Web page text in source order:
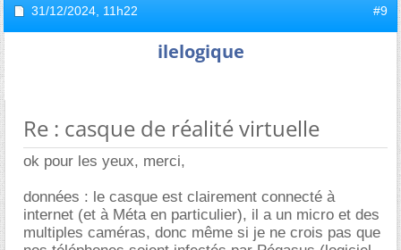
31/12/2024, 11h22 #9
ilelogique
Re : casque de réalité virtuelle
ok pour les yeux, merci,
données : le casque est clairement connecté à
internet (et à Méta en particulier), il a un micro et des
multiples caméras, donc même si je ne crois pas que